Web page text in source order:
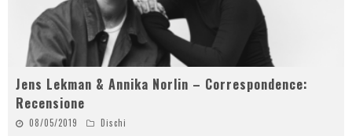
Jens Lekman & Annika Norlin – Correspondence:
Recensione
08/05/2019 Dischi